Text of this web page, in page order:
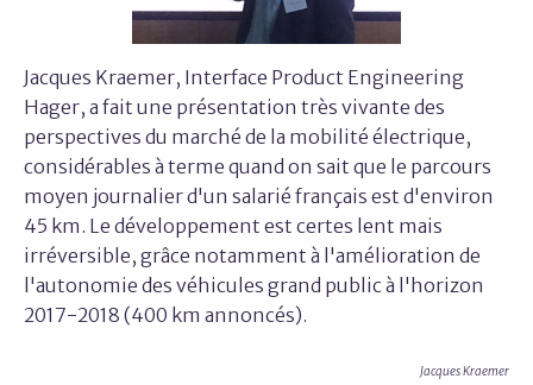
Jacques Kraemer, Interface Product Engineering
Hager, a fait une présentation très vivante des
perspectives du marché de la mobilité électrique,
considérables à terme quand on sait que le parcours
moyen journalier d'un salarié français est d'environ
45 km. Le développement est certes lent mais
irréversible, grâce notamment à l'amélioration de
l'autonomie des véhicules grand public à l'horizon
2017-2018 (400 km annoncés).
Jacques Kraemer